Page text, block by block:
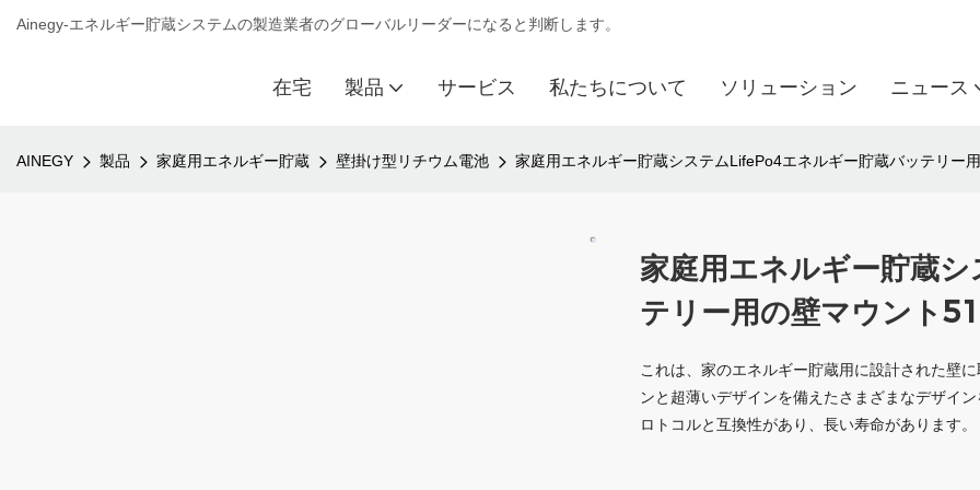
Ainegy-エネルギー貯蔵システムの製造業者のグローバルリーダーになると判断します。
在宅 製品 サービス 私たちについて ソリューション ニュース
AINEGY 製品 家庭用エネルギー貯蔵 壁掛け型リチウム電池 家庭用エネルギー貯蔵システムLifePo4エネルギー貯蔵バッテリー
家庭用エネルギー貯蔵
テリー用の壁マウント
これは、家のエネルギー貯蔵用に設計された壁
ンと超薄いデザインを備えたさまざまなデザイ
ロトコルと互換性があり、長い寿命があります。